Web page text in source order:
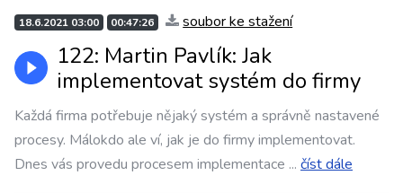
18.6.2021 03:00 00:47:26 soubor ke stažení
122: Martin Pavlík: Jak
implementovat systém do firmy
Každá firma potřebuje nějaký systém a správně nastavené
procesy. Málokdo ale ví, jak je do firmy implementovat.
Dnes vás provedu procesem implementace ... číst dále